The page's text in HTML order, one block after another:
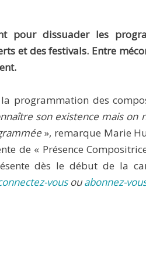
pour dissuader les
et des festivals. Entre
programmation des
son existence mais on
», remarque Marie
de « Présence
dès le début de la
vousouabonnez-